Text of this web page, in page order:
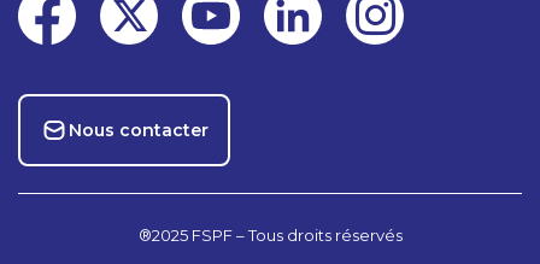
Nous contacter
®2025 FSPF – Tous droits réservés